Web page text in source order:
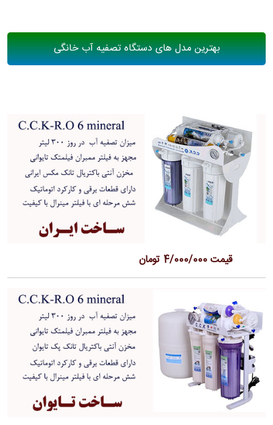
بهترین مدل های دستگاه تصفیه آب خانگی
قیمت 4/000/000 تومان